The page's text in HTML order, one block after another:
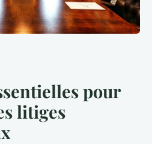
pour
litiges